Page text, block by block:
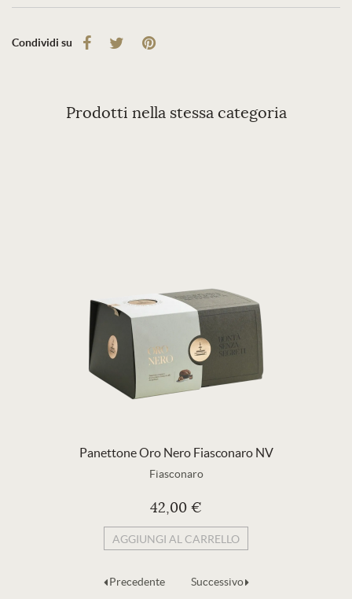
Condividi su
Prodotti nella stessa categoria
Panettone Oro Nero Fiasconaro NV
Fiasconaro
42,00 €
AGGIUNGI AL CARRELLO
Precedente Successivo